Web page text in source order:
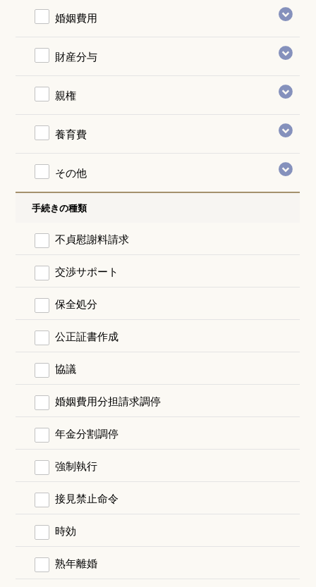
婚姻費用
財産分与
親権
養育費
その他
手続きの種類
不貞慰謝料請求
交渉サポート
保全処分
公正証書作成
協議
婚姻費用分担請求調停
年金分割調停
強制執行
接見禁止命令
時効
熟年離婚